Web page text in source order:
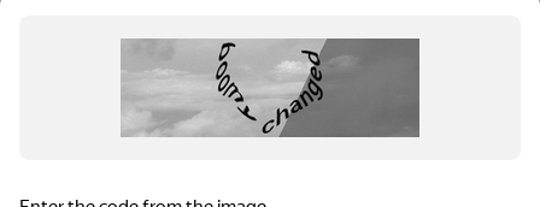
Показать еще 30 товаров
НАЗАД ВПЕРЕД